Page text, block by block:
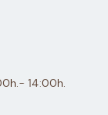
14:00h.